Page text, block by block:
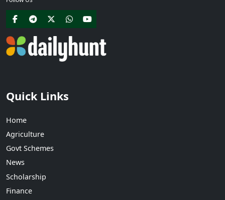
Quick Links
Home
Agriculture
Govt Schemes
News
Scholarship
Finance